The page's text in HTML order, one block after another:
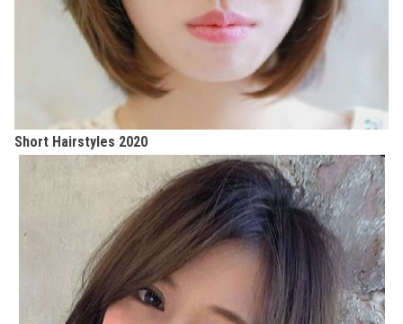
Short Hairstyles 2020